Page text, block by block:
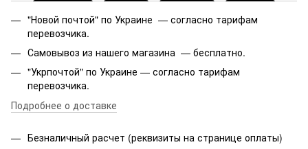
"Новой почтой" по Украине — согласно тарифам
перевозчика.
Самовывоз из нашего магазина — бесплатно.
"Укрпочтой" по Украине — согласно тарифам
перевозчика.
Подробнее о доставке
Безналичный расчет (реквизиты на странице оплаты)